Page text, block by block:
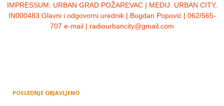
IMPRESSUM: URBAN GRAD POŽAREVAC | MEDIJ: URBAN CITY,
IN000483 Glavni i odgovorni urednik | Bogdan Popović | 062/565-
707 e-mail | radiourbancity@gmail.com
POSLEDNJE OBJAVLJENO